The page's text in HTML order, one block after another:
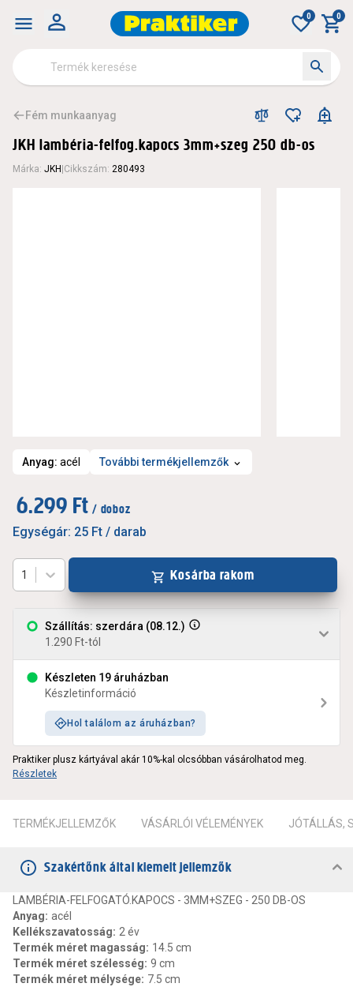
0 0
Fém munkaanyag
JKH lambéria-felfog.kapocs 3mm+szeg 250 db-os
Márka: JKH Cikkszám: 280493
Anyag: acél További termékjellemzők
6.299 Ft / doboz
Egységár: 25 Ft / darab
Szállítás: szerdára (08.12.)
1.290 Ft-tól
Készleten 19 áruházban
Készletinformáció
Hol találom az áruházban?
1 Kosárba rakom
Praktiker plusz kártyával akár 10%-kal olcsóbban vásárolhatod meg.
Részletek
TERMÉKJELLEMZŐK VÁSÁRLÓI VÉLEMÉNYEK JÓTÁLLÁS,
Szakértőnk által kiemelt jellemzők
LAMBÉRIA-FELFOGATÓ.KAPOCS - 3MM+SZEG - 250 DB-OS
Anyag: acél
Kellékszavatosság: 2 év
Termék méret magasság: 14.5 cm
Termék méret szélesség: 9 cm
Termék méret mélysége: 7.5 cm